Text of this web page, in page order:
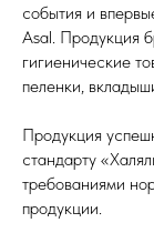
события и
Asal. Продукция
гигиенические
пеленки,
Продукция
стандарту
требованиями
продукции.